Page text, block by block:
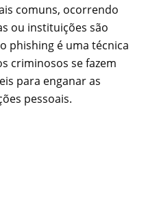
comuns, ocorrendo
ou instituições são
phishing é uma técnica
criminosos se fazem
para enganar as
pessoais.